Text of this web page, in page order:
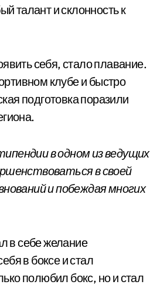
талант и склонность к
себя, стало плавание.
клубе и быстро
подготовка поразили
в одном из ведущих
в своей
и побеждая многих
в себе желание
в боксе и стал
полюбил бокс, но и стал